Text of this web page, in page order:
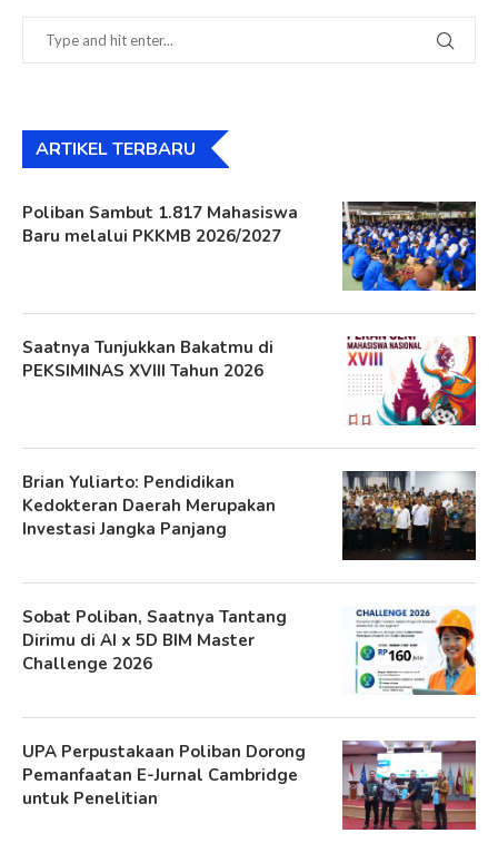
ARTIKEL TERBARU
Poliban Sambut 1.817 Mahasiswa
Baru melalui PKKMB 2026/2027
Saatnya Tunjukkan Bakatmu di
PEKSIMINAS XVIII Tahun 2026
Brian Yuliarto: Pendidikan
Kedokteran Daerah Merupakan
Investasi Jangka Panjang
Sobat Poliban, Saatnya Tantang
Dirimu di AI x 5D BIM Master
Challenge 2026
UPA Perpustakaan Poliban Dorong
Pemanfaatan E-Jurnal Cambridge
untuk Penelitian